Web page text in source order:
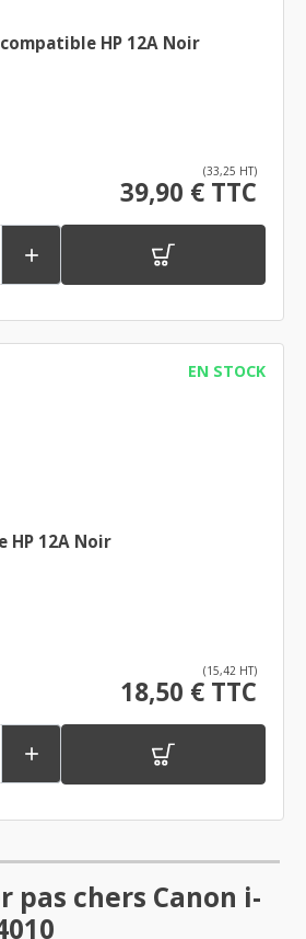
HP 12A Noir
(33,25 HT)
39,90 € TTC

EN STOCK
HP 12A Noir
(15,42 HT)
18,50 € TTC

pas chers Canon i-